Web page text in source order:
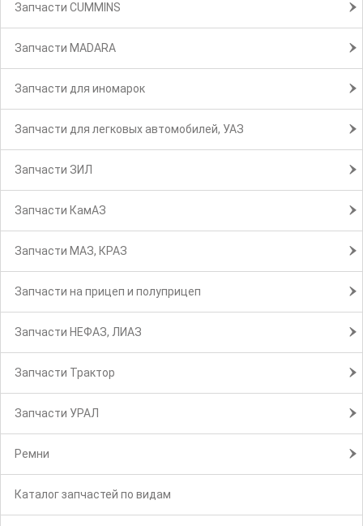
Запчасти CUMMINS
Запчасти MADARA
Запчасти для иномарок
Запчасти для легковых автомобилей, УАЗ
Запчасти ЗИЛ
Запчасти КамАЗ
Запчасти МАЗ, КРАЗ
Запчасти на прицеп и полуприцеп
Запчасти НЕФАЗ, ЛИАЗ
Запчасти Трактор
Запчасти УРАЛ
Ремни
Каталог запчастей по видам